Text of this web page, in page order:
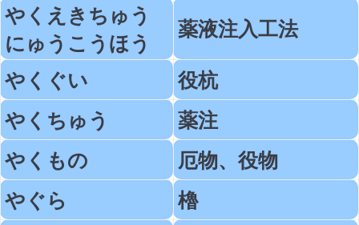
やくえきちゅう
にゅうこうほう
薬液注入工法
やくぐい
役杭
やくちゅう
薬注
やくもの
厄物、役物
やぐら
櫓